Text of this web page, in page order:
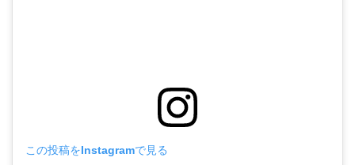
この投稿をInstagramで見る